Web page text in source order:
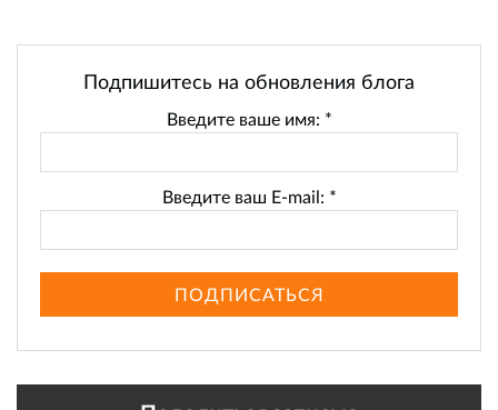
Подпишитесь на обновления блога
Введите ваше имя: *
Введите ваш E-mail: *
ПОДПИСАТЬСЯ